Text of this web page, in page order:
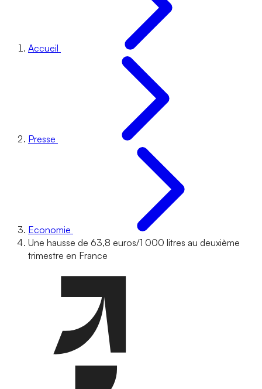
Accueil
Presse
Economie
Une hausse de 63,8 euros/1 000 litres au deuxième
trimestre en France